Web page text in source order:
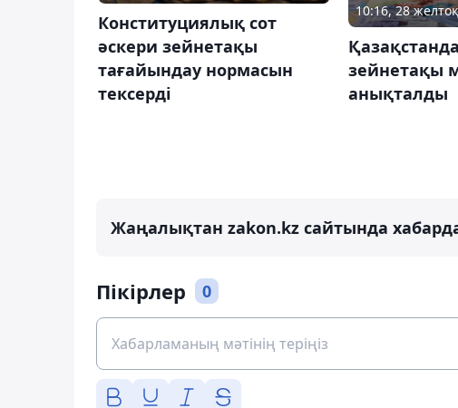
Конституциялық сот
әскери зейнетақы
тағайындау нормасын
тексерді
10:16, 28
зейнетақы
анықталды
Жаңалықтан zakon.kz сайтында
Пікірлер 0